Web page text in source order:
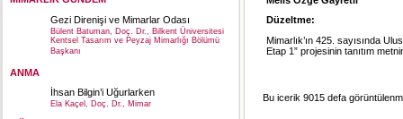
Gezi Direnişi ve Mimarlar Odası
Bülent Batuman, Doç. Dr., Bilkent Üniversitesi
Kentsel Tasarım ve Peyzaj Mimarlığı Bölümü
Başkanı
ANMA
İhsan Bilgin’i Uğurlarken
Ela Kaçel, Doç. Dr., Mimar
Düzeltme:
Mimarlık’ın 425. sayısında
Etap 1” projesinin tanıtım
Bu icerik 9015 defa